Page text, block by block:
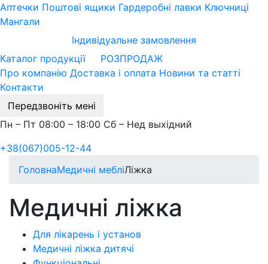
Аптечки Поштові ящики Гардеробні лавки Ключниці
Мангали
Індивідуальне замовлення
Каталог продукції
РОЗПРОДАЖ
Про компанію Доставка і оплата Новини та статті
Контакти
Передзвоніть мені
Пн – Пт 08:00 – 18:00 Сб – Нед выхідний
+38(067)005-12-44
ГоловнаМедичні мебліЛіжка
Медичні ліжка
Для лікарень і установ
Медичні ліжка дитячі